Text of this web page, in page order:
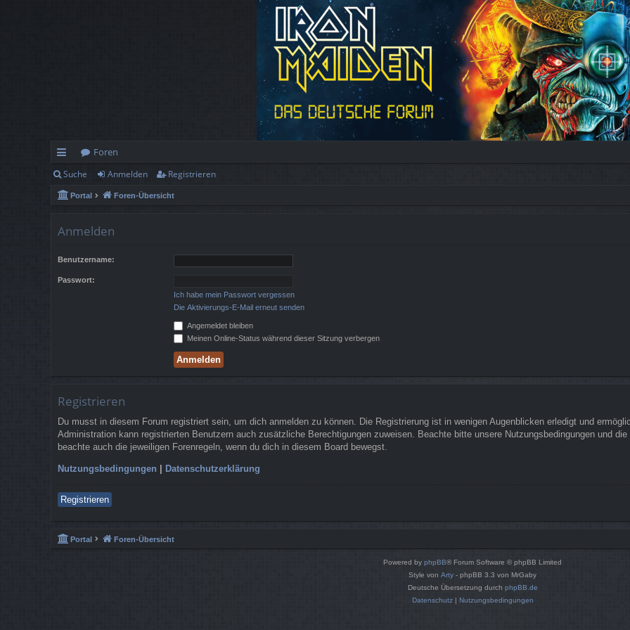
ch
ne
Foren
Suche Anmelden Registrieren
Portal Foren-Übersicht
Anmelden
Benutzername:
Passwort:
Ich habe mein Passwort vergessen
Die Aktivierungs-E-Mail erneut senden
Angemeldet bleiben
Meinen Online-Status während dieser Sitzung verbergen
Registrieren
Du musst in diesem Forum registriert sein, um dich anmelden zu können. Die Registrierung ist in wenigen Augenblicken erledigt und
Administration kann registrierten Benutzern auch zusätzliche Berechtigungen zuweisen. Beachte bitte unsere Nutzungsbedingungen und
beachte auch die jeweiligen Forenregeln, wenn du dich in diesem Board bewegst.
Nutzungsbedingungen | Datenschutzerklärung
Registrieren
Portal Foren-Übersicht
Powered by phpBB® Forum Software © phpBB Limited
Style von Arty - phpBB 3.3 von MrGaby
Deutsche Übersetzung durch phpBB.de
Datenschutz| Nutzungsbedingungen